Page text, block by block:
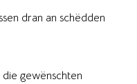
dran an schëdden
gewënschten